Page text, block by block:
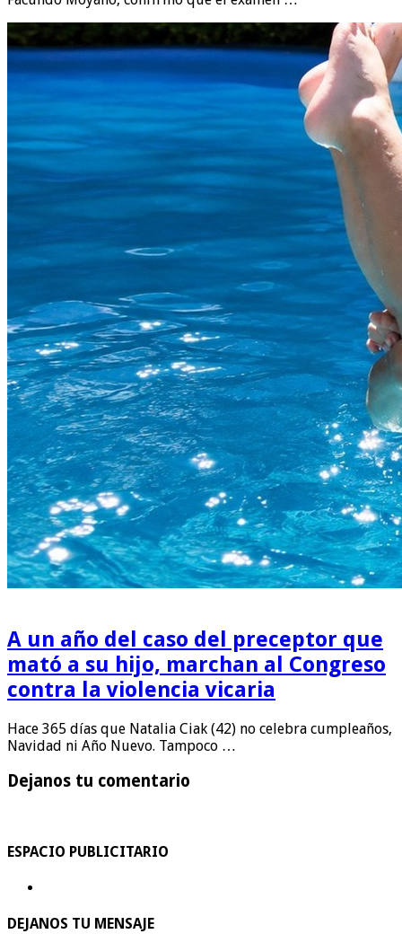
A un año del caso del preceptor que
mató a su hijo, marchan al Congreso
contra la violencia vicaria
Hace 365 días que Natalia Ciak (42) no celebra cumpleaños,
Navidad ni Año Nuevo. Tampoco …
Dejanos tu comentario
ESPACIO PUBLICITARIO
DEJANOS TU MENSAJE